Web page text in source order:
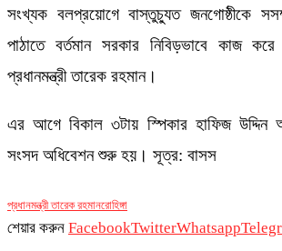
সংখ্যক বলপ্রয়োগে বাস্তুচ্যুত জনগোষ্ঠীকে
পাঠাতে বর্তমান সরকার নিবিড়ভাবে কাজ
প্রধানমন্ত্রী তারেক রহমান।
এর আগে বিকাল ৩টায় স্পিকার হাফিজ উদ্দিন
সংসদ অধিবেশন শুরু হয়। সূত্র: বাসস
প্রধানমন্ত্রী তারেক রহমানরোহিঙ্গা
শেয়ার করুন FacebookTwitterWhatsapp